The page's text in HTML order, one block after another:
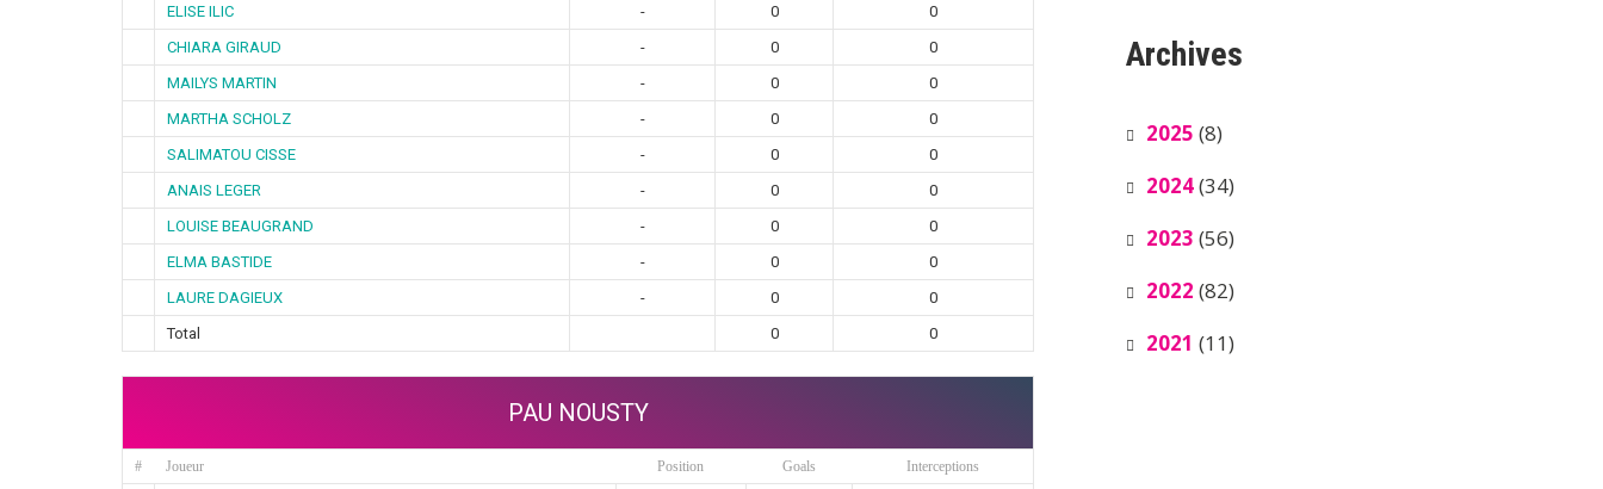
ELISE ILIC
- 0
0
CHIARA GIRAUD
- 0
0
MAILYS MARTIN
- 0
0
MARTHA SCHOLZ
- 0
0
SALIMATOU CISSE
- 0
0
ANAIS LEGER
- 0
0
LOUISE BEAUGRAND
- 0
0
ELMA BASTIDE
- 0
0
LAURE DAGIEUX
- 0
0
Total
0 0
PAU NOUSTY
# Joueur Position Goals Interceptions
Archives
2025 (8)
2024(34)
2023 (56)
2022 (82)
2021 (11)